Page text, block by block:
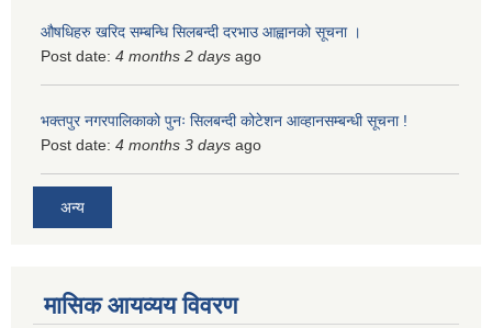
औषधिहरु खरिद सम्बन्धि सिलबन्दी दरभाउ आह्वानको सूचना ।
Post date: 4 months 2 days ago
भक्तपुर नगरपालिकाको पुनः सिलबन्दी कोटेशन आव्हानसम्बन्धी सूचना !
Post date: 4 months 3 days ago
अन्य
मासिक आयव्यय विवरण